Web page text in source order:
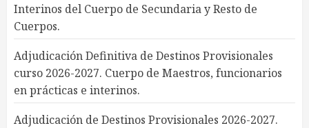
Interinos del Cuerpo de Secundaria y Resto de
Cuerpos.
Adjudicación Definitiva de Destinos Provisionales
curso 2026-2027. Cuerpo de Maestros, funcionarios
en prácticas e interinos.
Adjudicación de Destinos Provisionales 2026-2027.